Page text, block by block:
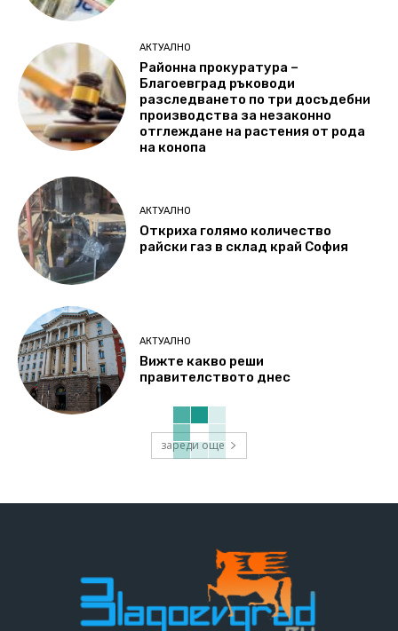
АКТУАЛНО
Районна прокуратура –
Благоевград ръководи
разследването по три досъдебни
производства за незаконно
отглеждане на растения от рода
на конопа
АКТУАЛНО
Откриха голямо количество
райски газ в склад край София
АКТУАЛНО
Вижте какво реши
правителството днес
зареди още